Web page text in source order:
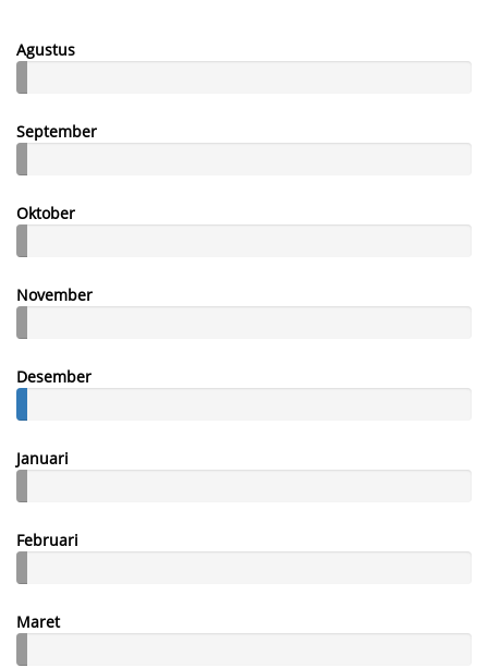
Agustus
September
Oktober
November
Desember
Januari
Februari
Maret